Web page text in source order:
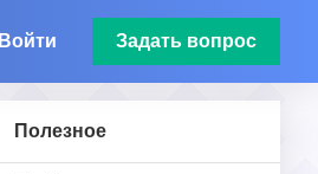
Войти Задать вопрос
Полезное